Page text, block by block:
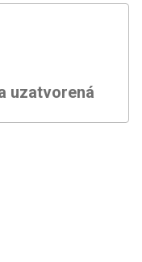
uzatvorená